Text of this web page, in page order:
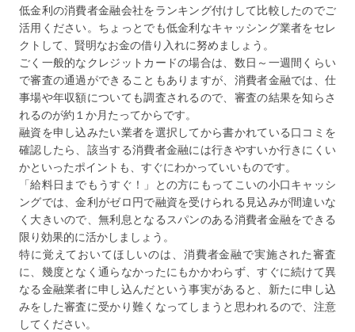
低金利の消費者金融会社をランキング付けして比較したのでご
活用ください。ちょっとでも低金利なキャッシング業者をセレ
クトして、賢明なお金の借り入れに努めましょう。
ごく一般的なクレジットカードの場合は、数日～一週間くらい
で審査の通過ができることもありますが、消費者金融では、仕
事場や年収額についても調査されるので、審査の結果を知らさ
れるのが約１か月たってからです。
融資を申し込みたい業者を選択してから書かれている口コミを
確認したら、該当する消費者金融には行きやすいか行きにくい
かといったポイントも、すぐにわかっていいものです。
「給料日までもうすぐ！」との方にもってこいの小口キャッシ
ングでは、金利がゼロ円で融資を受けられる見込みが間違いな
く大きいので、無利息となるスパンのある消費者金融をできる
限り効果的に活かしましょう。
特に覚えておいてほしいのは、消費者金融で実施された審査
に、幾度となく通らなかったにもかかわらず、すぐに続けて異
なる金融業者に申し込んだという事実があると、新たに申し込
みをした審査に受かり難くなってしまうと思われるので、注意
してください。